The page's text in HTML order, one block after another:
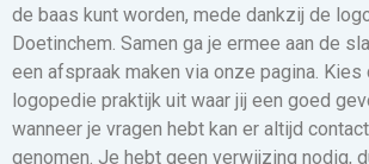
de baas kunt worden, mede dankzij de
Doetinchem. Samen ga je ermee aan de
een afspraak maken via onze pagina. Kies
logopedie praktijk uit waar jij een goed
wanneer je vragen hebt kan er altijd
genomen. Je hebt geen verwijzing nodig,